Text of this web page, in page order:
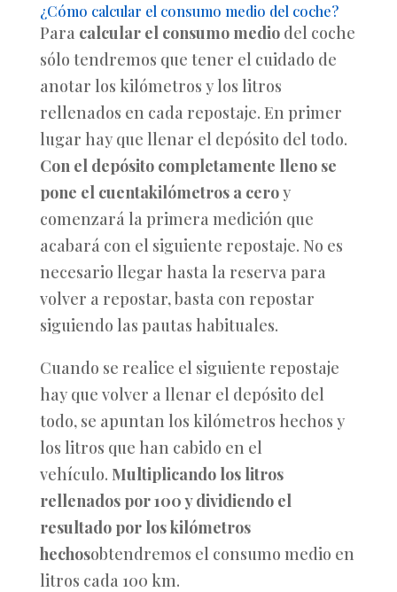
¿Cómo calcular el consumo medio del coche?
Para calcular el consumo mediodel coche
sólo tendremos que tener el cuidado de
anotar los kilómetros y los litros
rellenados en cada repostaje. En primer
lugar hay que llenar el depósito del todo.
Con el depósito completamente lleno se
pone el cuentakilómetros a ceroy
comenzará la primera medición que
acabará con el siguiente repostaje. No es
necesario llegar hasta la reserva para
volver a repostar, basta con repostar
siguiendo las pautas habituales.
Cuando se realice el siguiente repostaje
hay que volver a llenar el depósito del
todo, se apuntan los kilómetros hechos y
los litros que han cabido en el
vehículo. Multiplicando los litros
rellenados por 100 y dividiendo el
resultado por los kilómetros
hechosobtendremos el consumo medio en
litros cada 100 km.